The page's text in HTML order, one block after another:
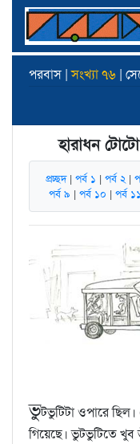
পরবাস |সংখ্যা ৭৬ |
হারাধন
প্রচ্ছদ| পর্ব ১ | পর্ব ২ |
পর্ব ৯ | পর্ব ১০ | পর্ব ১১
ভুটভুটিটা ওপারে
গিয়েছে। ভুটভুটিতে